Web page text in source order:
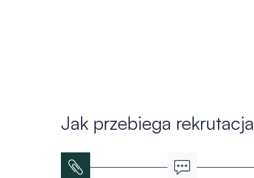
Jak przebiega rekrutacja